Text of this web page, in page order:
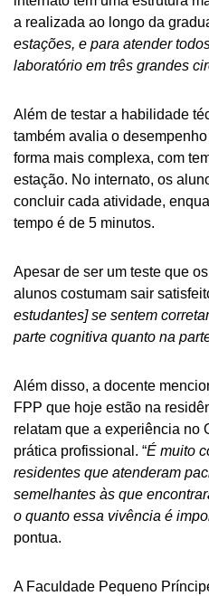
a realizada ao longo da
estações, e para atender
laboratório em três grandes
Além de testar a habilidade
também avalia o
forma mais complexa, com
estação. No internato, os
concluir cada atividade,
tempo é de 5 minutos.
Apesar de ser um teste que
alunos costumam sair
estudantes] se sentem
parte cognitiva quanto na
Além disso, a docente
FPP que hoje estão na
relatam que a experiência no
prática profissional. “É muito
residentes que atenderam
semelhantes às que
o quanto essa vivência é
pontua.
A Faculdade Pequeno